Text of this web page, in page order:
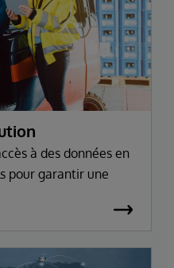
à des données en
pour garantir une